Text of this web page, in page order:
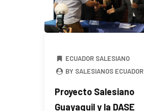
ECUADOR SALESIANO
BY SALESIANOS ECUADOR
Proyecto Salesiano
Guayaquil y la DASE